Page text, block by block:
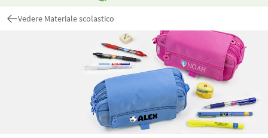
Vedere Materiale scolastico